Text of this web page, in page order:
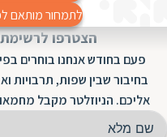
לתמחור מותאם
הצטרפו לרשימת
פעם בחודש אנחנו בוחרים
בחיבור שבין שפות, תרבויות
אליכם. הניוזלטר מקבל